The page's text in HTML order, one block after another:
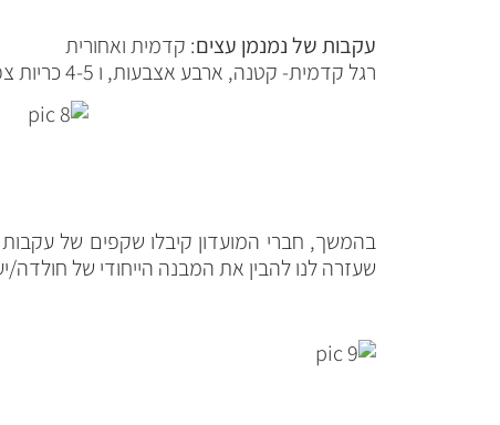
עקבות של נמנמן עצים: קדמית ואחורית
רגל קדמית- קטנה, ארבע אצבעות, ו 4-5 כריות צפופות יוצרות פרסה א-סימטרית, כריות ממוקמות מעט חיצונית למתאר האצבעות.
בהמשך, חברי המועדון קיבלו שקפים של
שעזרה לנו להבין את המבנה הייחודי של חולדה/